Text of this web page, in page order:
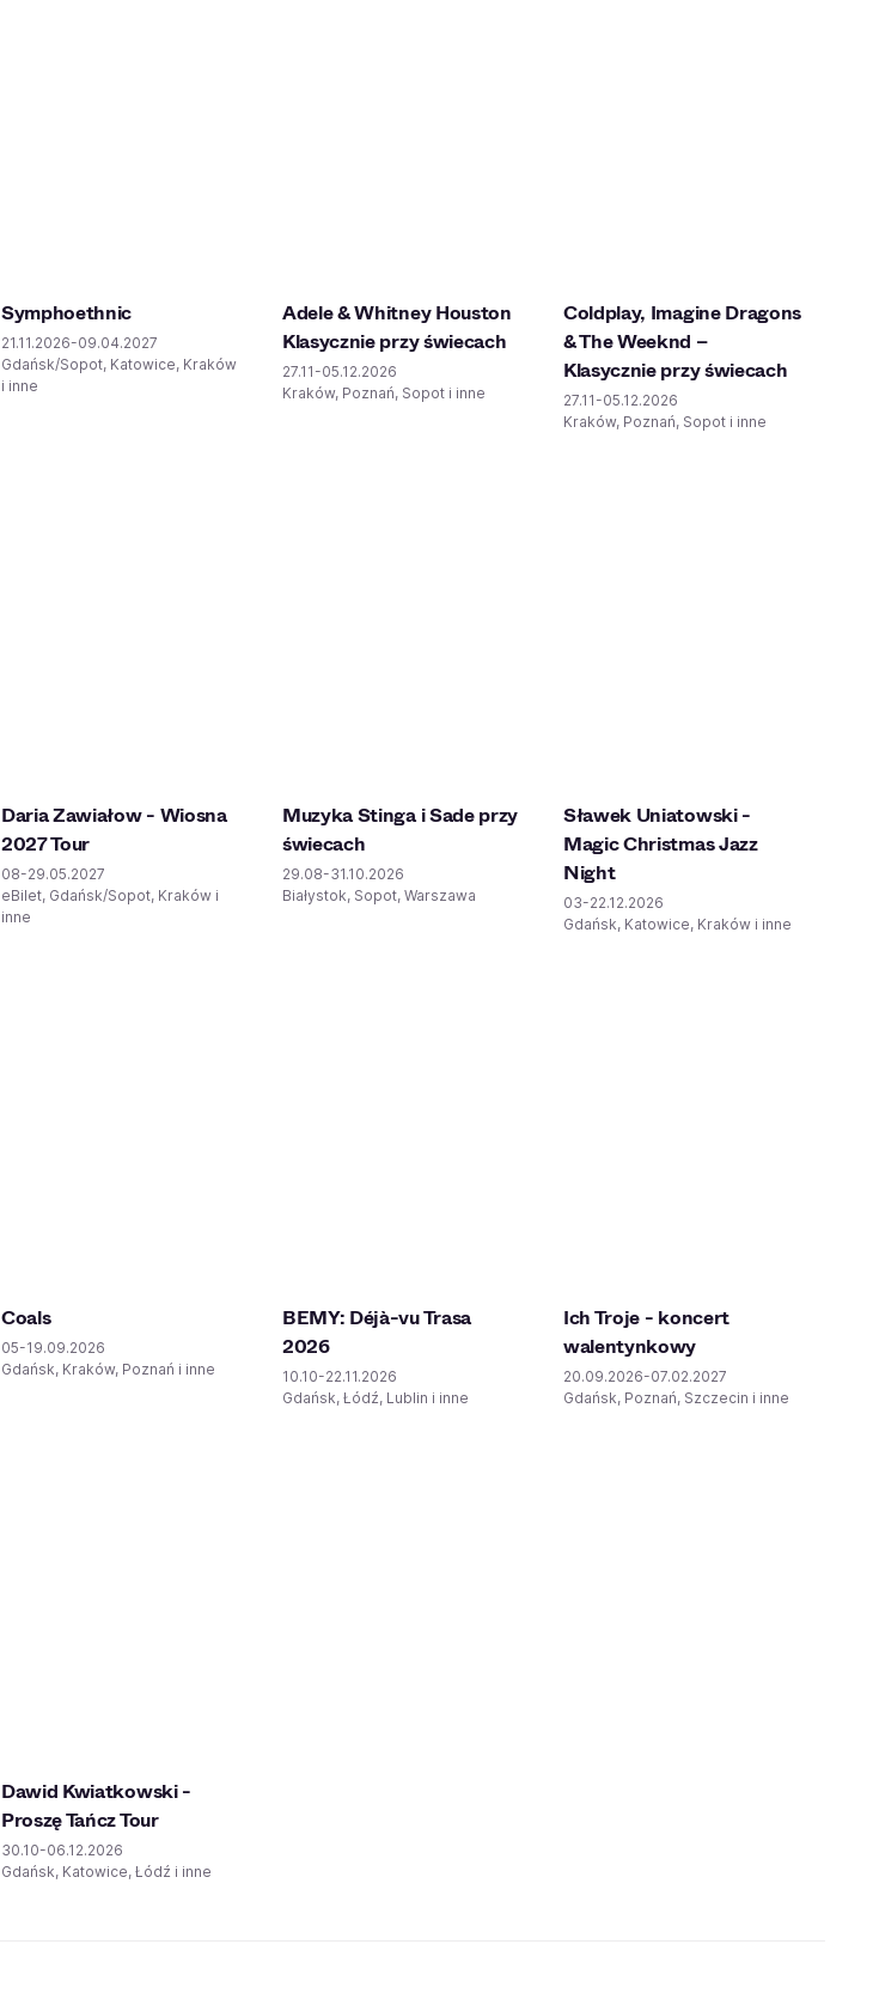
Symphoethnic
21.11.2026-09.04.2027
Gdańsk/Sopot, Katowice, Kraków
i inne
Adele & Whitney Houston
Klasycznie przy świecach
27.11-05.12.2026
Kraków, Poznań, Sopot i inne
Coldplay, Imagine Dragons
& The Weeknd –
Klasycznie przy świecach
27.11-05.12.2026
Kraków, Poznań, Sopot i inne
Daria Zawiałow - Wiosna
2027 Tour
08-29.05.2027
eBilet, Gdańsk/Sopot, Kraków i
inne
Muzyka Stinga i Sade przy
świecach
29.08-31.10.2026
Białystok, Sopot, Warszawa
Sławek Uniatowski -
Magic Christmas Jazz
Night
03-22.12.2026
Gdańsk, Katowice, Kraków i inne
Coals
05-19.09.2026
Gdańsk, Kraków, Poznań i inne
BEMY: Déjà-vu Trasa
2026
10.10-22.11.2026
Gdańsk, Łódź, Lublin i inne
Ich Troje - koncert
walentynkowy
20.09.2026-07.02.2027
Gdańsk, Poznań, Szczecin i inne
Dawid Kwiatkowski -
Proszę Tańcz Tour
30.10-06.12.2026
Gdańsk, Katowice, Łódź i inne